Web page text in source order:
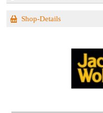
Shop-Details